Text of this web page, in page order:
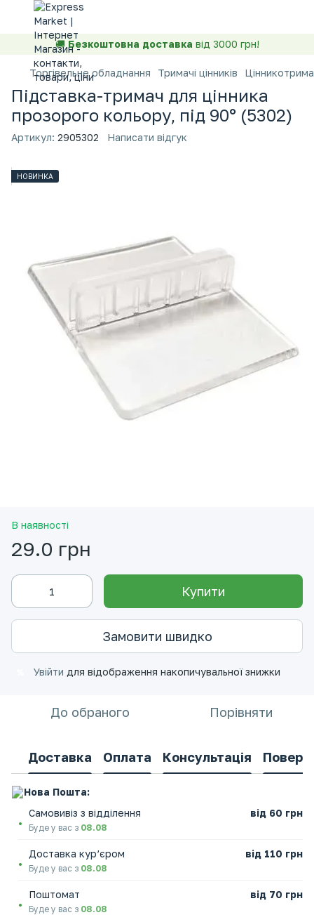
🚚 Безкоштовна доставка від 3000 грн!
Торгівельне обладнання Тримачі цінників
Підставка-тримач для цінника
прозорого кольору, під 90° (5302)
Артикул: 2905302 Написати відгук
НОВИНКА
В наявності
29.0 грн
Купити
Замовити швидко
Увійти для відображення накопичувальної знижки
До обраного Порівняти
Доставка Оплата Консультація
Нова Пошта:
Самовивіз з відділення
Буде у вас з 08.08
від 60 грн
Доставка кур’єром
Буде у вас з 08.08
від 110 грн
Поштомат
Буде у вас з 08.08
від 70 грн